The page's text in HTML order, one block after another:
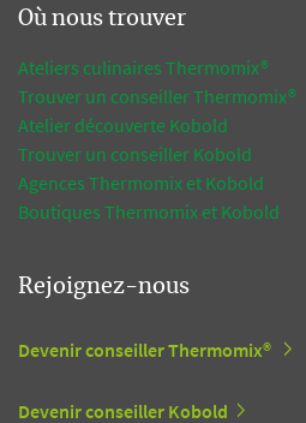
Où nous trouver
Ateliers culinaires Thermomix®
Trouver un conseiller Thermomix®
Atelier découverte Kobold
Trouver un conseiller Kobold
Agences Thermomix et Kobold
Boutiques Thermomix et Kobold
Rejoignez-nous
Devenir conseiller Thermomix®
Devenir conseiller Kobold